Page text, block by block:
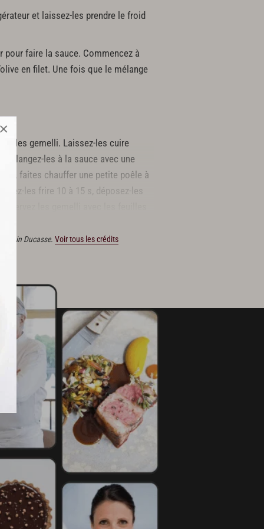
×
et laissez-les prendre le froid
faire la sauce. Commencez à
en filet. Une fois que le mélange
y les gemelli. Laissez-les cuire
les à la sauce avec une
faites chauffer une petite poêle à
les frire 10 à 15 s, déposez-les
Servez les gemelli avec les feuilles
Alain Ducasse. Voir tous les crédits